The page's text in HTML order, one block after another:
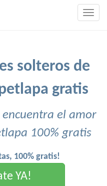
solteros de
gratis
encuentra el amor
100% gratis
100% gratis!
YA!